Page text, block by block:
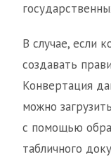
В случае, если
создавать
Конвертация
можно
с помощью
табличного